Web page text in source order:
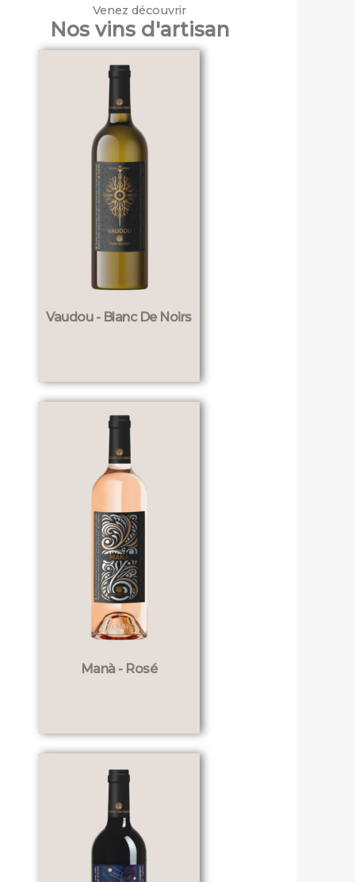
Venez découvrir
Nos vins d'artisan
Vaudou - Blanc De Noirs
Manà - Rosé